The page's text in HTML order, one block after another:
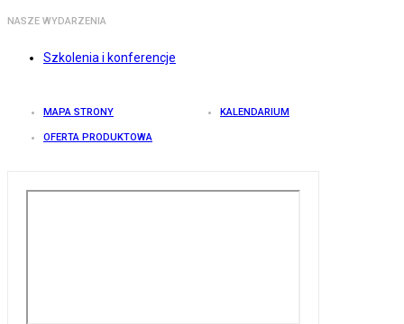
NASZE WYDARZENIA
Szkolenia i konferencje
MAPA STRONY KALENDARIUM
OFERTA PRODUKTOWA